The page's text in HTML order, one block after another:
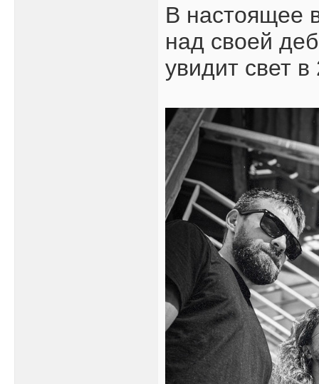
В настоящее
над своей
увидит свет в